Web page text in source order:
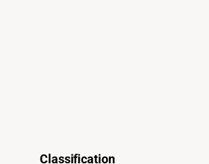
Classification